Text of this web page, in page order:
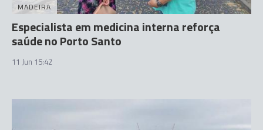
MADEIRA
Especialista em medicina interna reforça
saúde no Porto Santo
11 Jun 15:42